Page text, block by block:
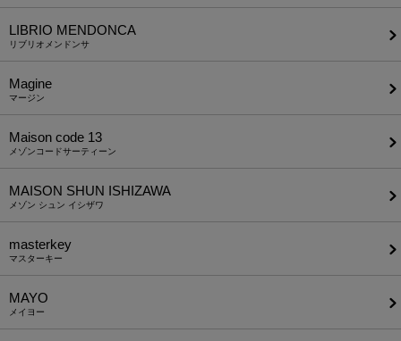
LIBRIO MENDONCA
リブリオメンドンサ
Magine
マージン
Maison code 13
メゾンコードサーティーン
MAISON SHUN ISHIZAWA
メゾン シュン イシザワ
masterkey
マスターキー
MAYO
メイヨー